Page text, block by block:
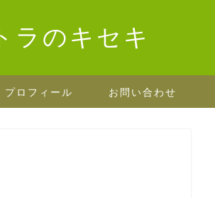
ラのキセキ
プロフィール お問い合わせ